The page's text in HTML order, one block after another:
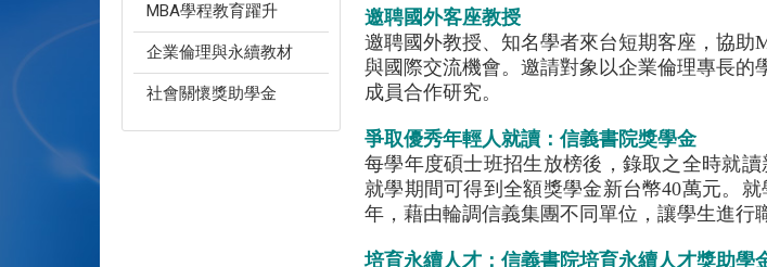
MBA學程教育躍升
企業倫理與永續教材
社會關懷獎助學金
邀聘國外客座教授
邀聘國外教授、知名學者來台短期客座，協
與國際交流機會。邀請對象以企業倫理專長
成員合作研究。
爭取優秀年輕人就讀：信義書院獎學金
每學年度碩士班招生放榜後，錄取之全時就
就學期間可得到全額獎學金新台幣40萬元。
年，藉由輪調信義集團不同單位，讓學生進行
培育永續人才：信義書院培育永續人才獎助學